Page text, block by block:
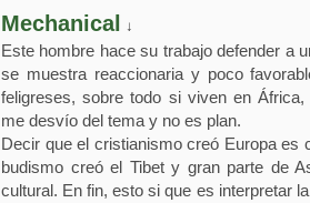
Mechanical ↓
Este hombre hace su trabajo defender a
se muestra reaccionaria y poco
feligreses, sobre todo si viven en
me desvío del tema y no es plan.
Decir que el cristianismo creó Europa es
budismo creó el Tibet y gran parte de
cultural. En fin, esto si que es interpretar